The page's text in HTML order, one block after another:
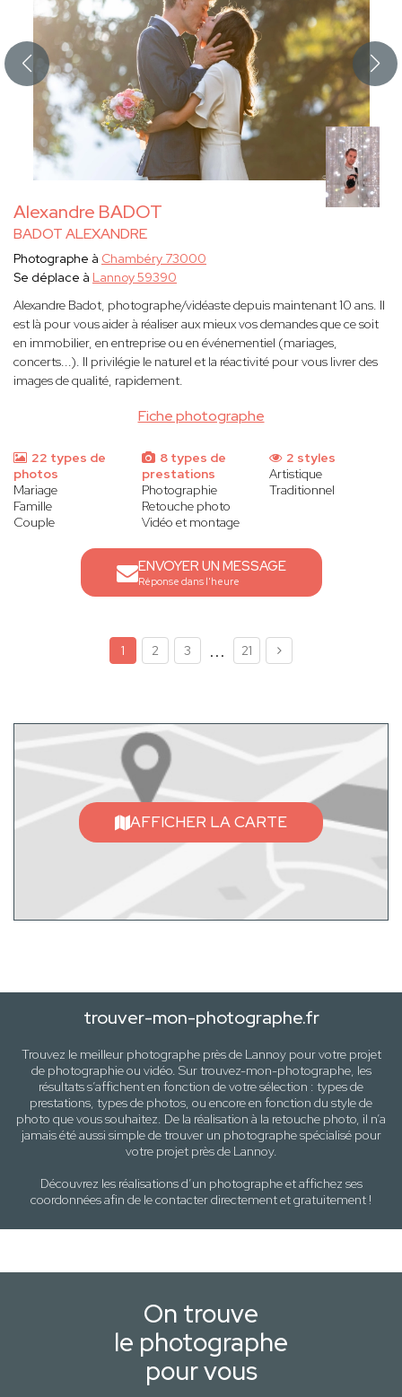
Alexandre BADOT
BADOT ALEXANDRE
Fiche photographe
Photographe à Chambéry 73000
Se déplace à Lannoy 59390
Alexandre Badot, photographe/vidéaste depuis maintenant 10 ans. Il
est là pour vous aider à réaliser aux mieux vos demandes que ce soit
en immobilier, en entreprise ou en événementiel (mariages,
concerts...). Il privilégie le naturel et la réactivité pour vous livrer des
images de qualité, rapidement.
22 types de
photos
Mariage
Famille
Couple
8 types de
prestations
Photographie
Retouche photo
Vidéo et montage
2 styles
Artistique
Traditionnel
ENVOYER UN MESSAGE
Réponse dans l'heure
1 2 3 ... 21
AFFICHER LA CARTE
trouver-mon-photographe.fr
Trouvez le meilleur photographe près de Lannoypour votre projet
de photographie ou vidéo. Sur trouvez-mon-photographe, les
résultats s’affichent en fonction de votre sélection : types de
prestations, types de photos, ou encore en fonction du stylede
photo que vous souhaitez. De la réalisation à la retouche photo, il n’a
jamais été aussi simple de trouver un photographe spécialisé pour
votre projet près de Lannoy.
Découvrez les réalisations d’un photographe et affichez ses
coordonnées afin de le contacter directement et gratuitement !
On trouve
le photographe
pour vous